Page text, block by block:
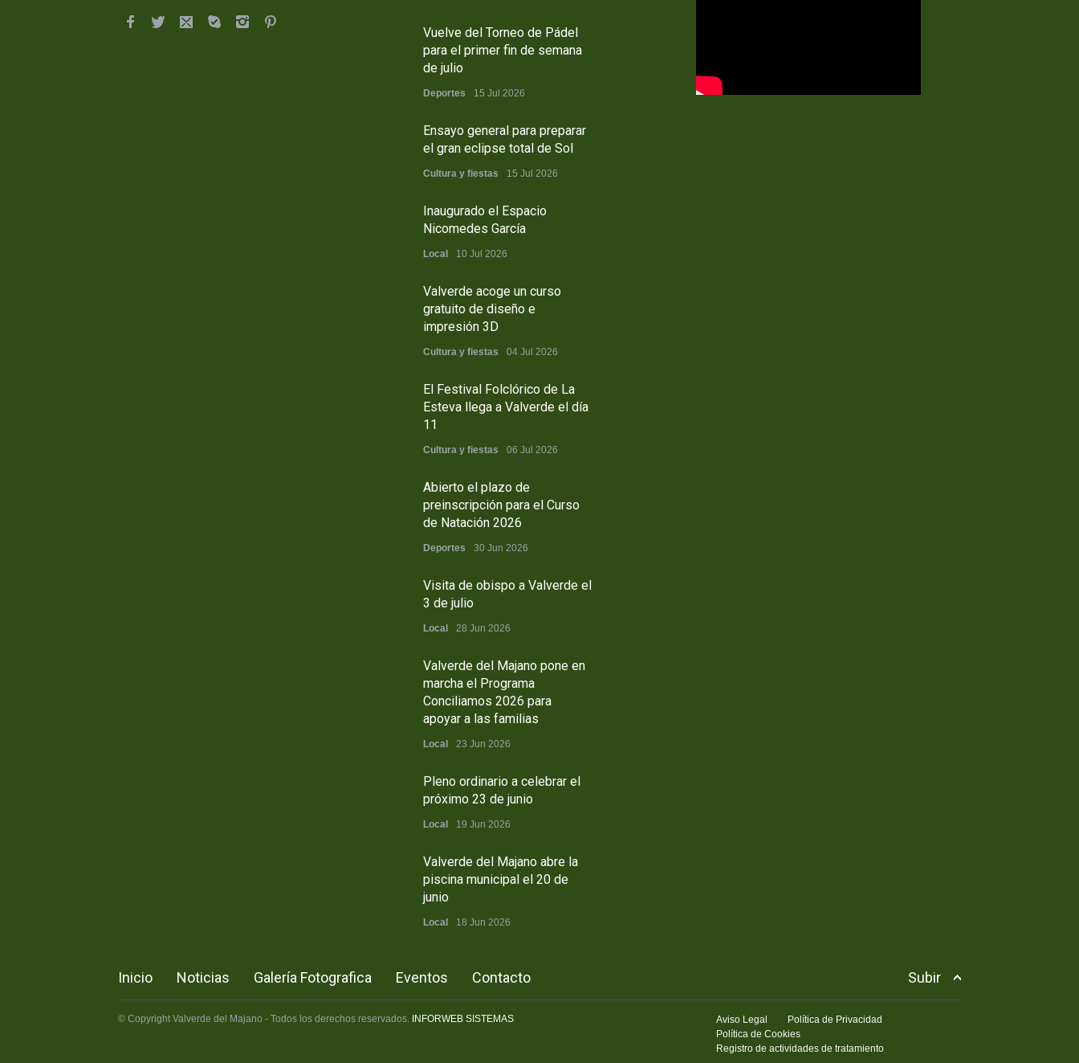
Vuelve del Torneo de Pádel
para el primer fin de semana
de julio
Deportes 15 Jul 2026
Ensayo general para preparar
el gran eclipse total de Sol
Cultura y fiestas 15 Jul 2026
Inaugurado el Espacio
Nicomedes García
Local 10 Jul 2026
Valverde acoge un curso
gratuito de diseño e
impresión 3D
Cultura y fiestas 04 Jul 2026
El Festival Folclórico de La
Esteva llega a Valverde el día
11
Cultura y fiestas 06 Jul 2026
Abierto el plazo de
preinscripción para el Curso
de Natación 2026
Deportes 30 Jun 2026
Visita de obispo a Valverde el
3 de julio
Local 28 Jun 2026
Valverde del Majano pone en
marcha el Programa
Conciliamos 2026 para
apoyar a las familias
Local 23 Jun 2026
Pleno ordinario a celebrar el
próximo 23 de junio
Local 19 Jun 2026
Valverde del Majano abre la
piscina municipal el 20 de
junio
Local 18 Jun 2026
Inicio Noticias Galería Fotografica Eventos Contacto Subir
© Copyright Valverde del Majano - Todos los derechos reservados. INFORWEB SISTEMAS Aviso Legal
Política de Privacidad
Política de Cookies
Registro de actividades de tratamiento